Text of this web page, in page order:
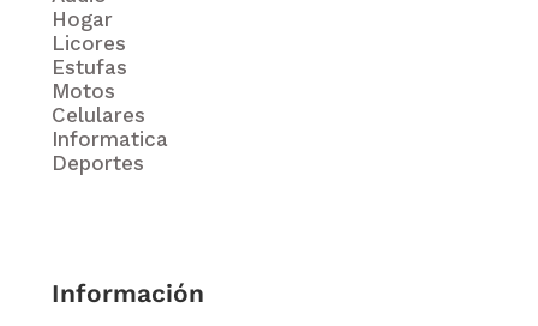
Hogar
Licores
Estufas
Motos
Celulares
Informatica
Deportes
Información